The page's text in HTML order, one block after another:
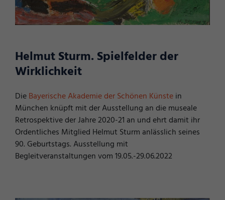
Helmut Sturm. Spielfelder der
Wirklichkeit
DieBayerische Akademie der Schönen Künstein
München knüpft mit der Ausstellung an die museale
Retrospektive der Jahre 2020-21 an und ehrt damit ihr
Ordentliches Mitglied Helmut Sturm anlässlich seines
90. Geburtstags. Ausstellung mit
Begleitveranstaltungen vom 19.05.-29.06.2022